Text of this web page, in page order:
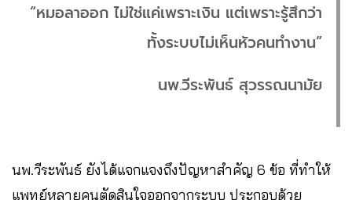
“หมอลาออก ไม่ใช่แค่เพราะเงิน แต่เพราะรู้สึกว่า
ทั้งระบบไม่เห็นหัวคนทำงาน”
นพ.วีระพันธ์ สุวรรณนามัย
นพ.วีระพันธ์ ยังได้แจกแจงถึงปัญหาสำคัญ 6 ข้อ ที่ทำให้
แพทย์หลายคนตัดสินใจออกจากระบบ ประกอบด้วย